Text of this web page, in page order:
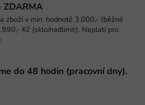
ZDARMA
zboží v min. hodnotě 3.000,- (běžné
Kč (sklo/nadlimit). Neplatí pro
do 48 hodin (pracovní dny).